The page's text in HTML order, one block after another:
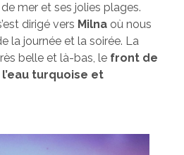
mer et ses jolies plages.
dirigé vers Milnaoù nous
la journée et la soirée. La
belle et là-bas, le front de
turquoise et